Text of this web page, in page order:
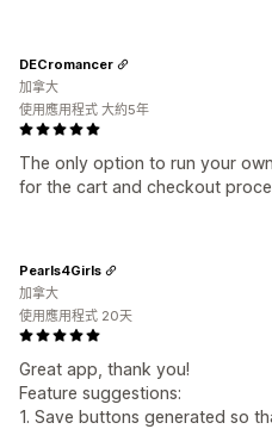
The only option to run your
for the cart and checkout
DECromancer
加拿大
使用應用程式 大約5年
Great app, thank you!
Feature suggestions:
1. Save buttons generated so
Pearls4Girls
加拿大
使用應用程式 20天